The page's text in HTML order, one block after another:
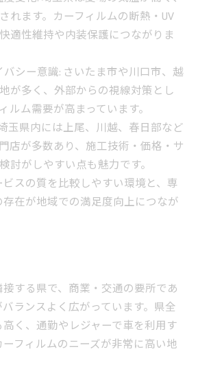
れます。カーフィルムの断熱・UV
適性維持や内装保護につながりま
シー意識: さいたま市や川口市、越
が多く、外部からの視線対策とし
ルム需要が高まっています。
玉県内には上尾、川越、春日部など
店が多数あり、施工技術・価格・サ
討がしやすい点も魅力です。
スの質を比較しやすい環境と、専
在が地域での満足度向上につなが
する県で、商業・交通の要所であ
ランスよく広がっています。県全
く、通勤やレジャーで車を利用す
フィルムのニーズが非常に高い地